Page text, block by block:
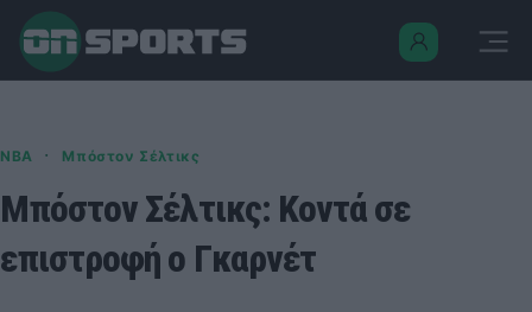
NBA · Μπόστον Σέλτικς
Μπόστον Σέλτικς: Κοντά σε
επιστροφή ο Γκαρνέτ